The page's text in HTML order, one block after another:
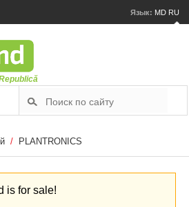
Язык: MD RU
/ PLANTRONICS
is for sale!